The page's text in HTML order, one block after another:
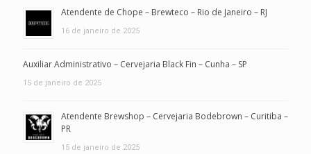
Atendente de Chope – Brewteco – Rio de Janeiro – RJ
16 de janeiro de 2025
Auxiliar Administrativo – Cervejaria Black Fin – Cunha – SP
15 de janeiro de 2025
Atendente Brewshop – Cervejaria Bodebrown – Curitiba –
PR
15 de janeiro de 2025